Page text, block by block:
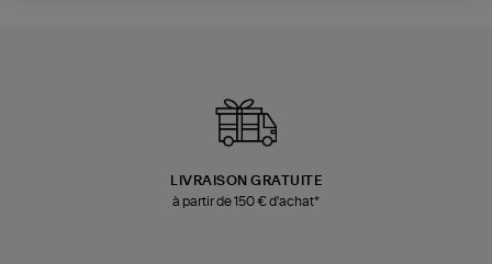
LIVRAISON GRATUITE
à partir de 150 € d'achat*